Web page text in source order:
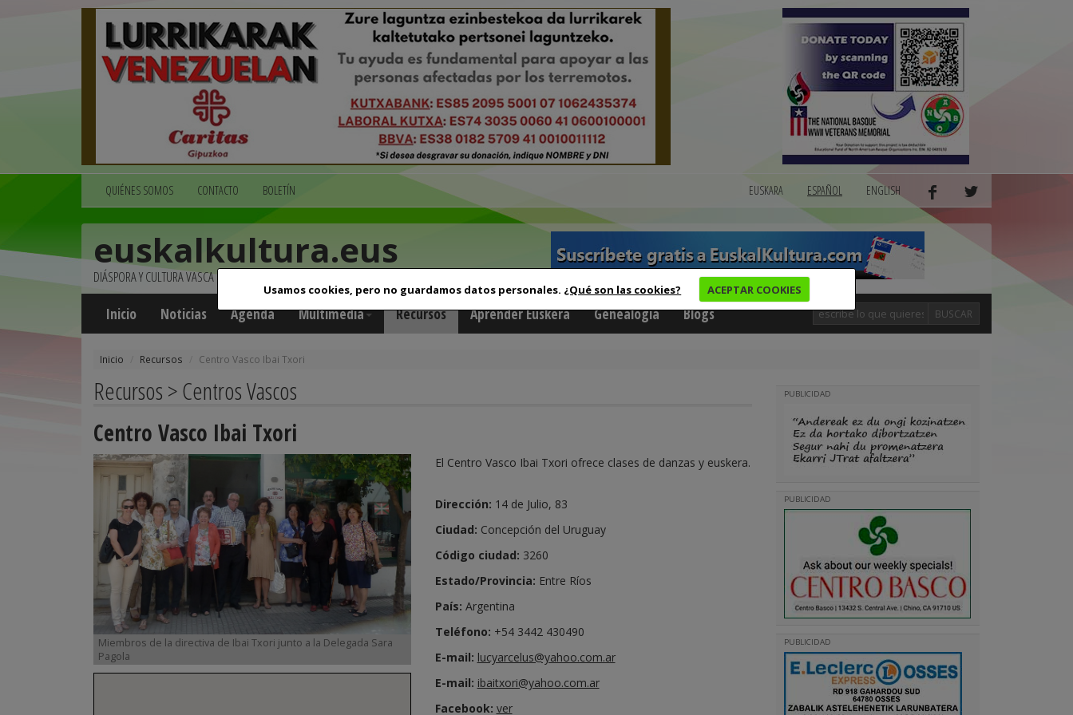
Usamos cookies, pero no guardamos datos personales. ¿Qué son las cookies? ACEPTAR COOKIES
QUIÉNES SOMOS CONTACTO BOLETÍN EUSKARA ESPAÑOL ENGLISH
euskalkultura.eus
DIÁSPORA Y CULTURA VASCA
Inicio Noticias Agenda Multimedia Recursos Aprender Euskera Genealogía Blogs BUSCAR
Inicio Recursos Centro Vasco Ibai Txori
Recursos > Centros Vascos
Centro Vasco Ibai Txori
Miembros de la directiva de Ibai Txori junto a la Delegada Sara
Pagola
El Centro Vasco Ibai Txori ofrece clases de danzas y euskera.
Dirección: 14 de Julio, 83
Ciudad: Concepción del Uruguay
Código ciudad: 3260
Estado/Provincia: Entre Ríos
País: Argentina
Teléfono: +54 3442 430490
E-mail: lucyarcelus@yahoo.com.ar
E-mail: ibaitxori@yahoo.com.ar
Facebook: ver
PUBLICIDAD
PUBLICIDAD
PUBLICIDAD